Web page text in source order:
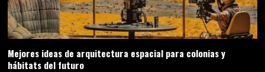
Mejores ideas de arquitectura espacial para colonias y
hábitats del futuro